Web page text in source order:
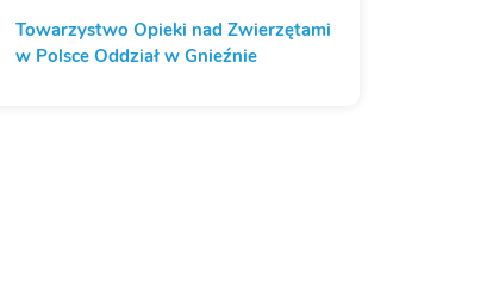
Towarzystwo Opieki nad Zwierzętami
w Polsce Oddział w Gnieźnie